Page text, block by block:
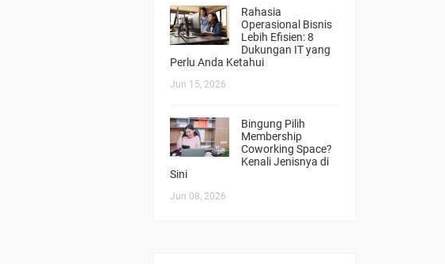
Rahasia
Operasional Bisnis
Lebih Efisien: 8
Dukungan IT yang
Perlu Anda Ketahui
Jun 15, 2026
Bingung Pilih
Membership
Coworking Space?
Kenali Jenisnya di
Sini
Jun 08, 2026